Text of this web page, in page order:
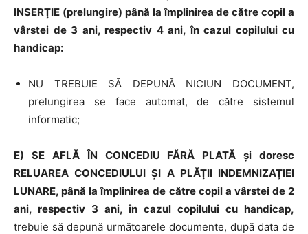
INSERŢIE (prelungire) până la împlinirea de către copil a
vârstei de 3 ani, respectiv 4 ani, în cazul copilului cu
handicap:
NU TREBUIE SĂ DEPUNĂ NICIUN DOCUMENT,
prelungirea se face automat, de către sistemul
informatic;
E) SE AFLĂ ÎN CONCEDIU FĂRĂ PLATĂ şi doresc
RELUAREA CONCEDIULUI ŞI A PLĂŢII INDEMNIZAŢIEI
LUNARE, până la împlinirea de către copil a vârstei de 2
ani, respectiv 3 ani, în cazul copilului cu handicap,
trebuie să depună următoarele documente, după data de